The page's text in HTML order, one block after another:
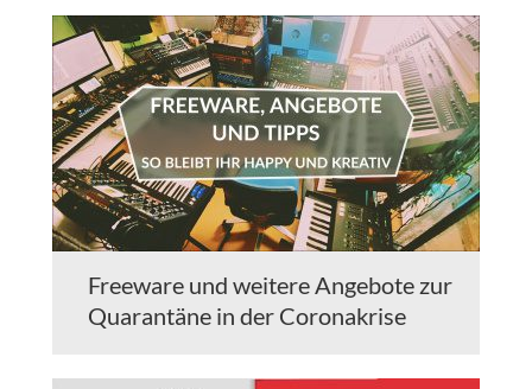
Freeware und weitere Angebote zur
Quarantäne in der Coronakrise